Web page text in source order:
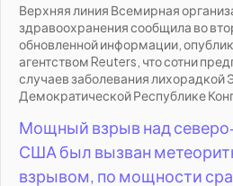
Верхняя линия Всемирная
здравоохранения сообщила во
обновленной информации,
агентством Reuters, что сотни
случаев заболевания лихорадкой
Демократической Республике
Мощный взрыв над
США был вызван
взрывом, по мощности